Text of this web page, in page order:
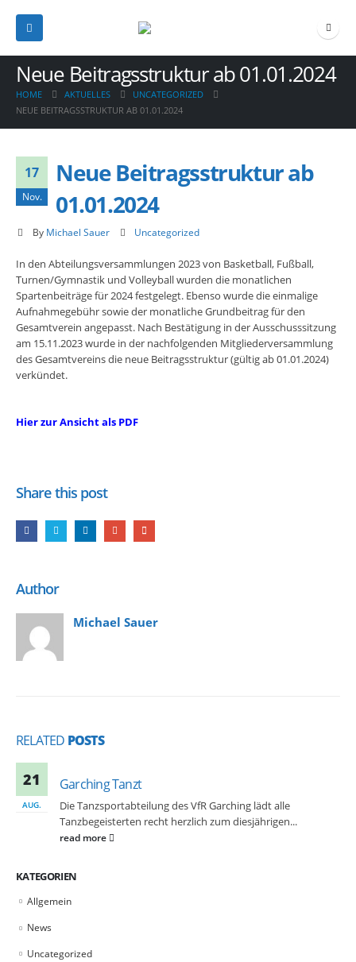
Neue Beitragsstruktur ab 01.01.2024
HOME AKTUELLES
UNCATEGORIZED
NEUE BEITRAGSSTRUKTUR AB 01.01.2024
17
Nov.
Neue Beitragsstruktur ab
01.01.2024
By Michael Sauer Uncategorized
In den Abteilungsversammlungen 2023 von Basketball, Fußball,
Turnen/Gymnastik und Volleyball wurden die monatlichen
Spartenbeiträge für 2024 festgelegt. Ebenso wurde die einmalige
Aufnahmegebühr sowie der monatliche Grundbeitrag für den
Gesamtverein angepasst. Nach Bestätigung in der Ausschusssitzung
am 15.11.2023 wurde in der nachfolgenden Mitgliederversammlung
des Gesamtvereins die neue Beitragsstruktur (gültig ab 01.01.2024)
verkündet.
Hier zur Ansicht als PDF
Share this post
Author
Michael Sauer
RELATED POSTS
21
AUG.
Garching Tanzt
Die Tanzsportabteilung des VfR Garching lädt alle
Tanzbegeisterten recht herzlich zum diesjährigen...
read more
KATEGORIEN
Allgemein
News
Uncategorized